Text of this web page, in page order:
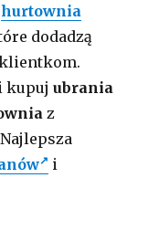
hurtownia
dodadzą
i kupujubrania
z
i